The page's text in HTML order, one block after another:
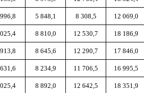
5 848,1 8 308,5 12 069,0
8 810,0 12 530,7 18 186,9
8 645,6 12 290,7 17 846,0
8 234,9 11 706,5 16 995,5
8 892,0 12 642,5 18 351,9